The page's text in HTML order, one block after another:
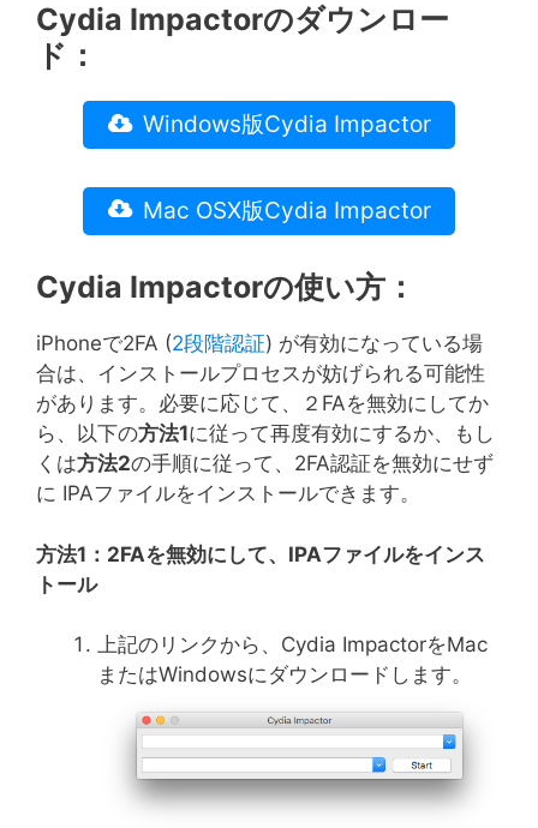
Cydia Impactorのダウンロー
ド：
Windows版Cydia Impactor
Mac OSX版Cydia Impactor
Cydia Impactorの使い方：
iPhoneで2FA (2段階認証) が有効になっている場
合は、インストールプロセスが妨げられる可能性
があります。必要に応じて、２FAを無効にしてか
ら、以下の方法1に従って再度有効にするか、もし
くは方法2の手順に従って、2FA認証を無効にせず
に IPAファイルをインストールできます。
方法1 ： 2FAを無効にして、 IPAファイルをインス
トール
上記のリンクから、Cydia ImpactorをMac
またはWindowsにダウンロードします。